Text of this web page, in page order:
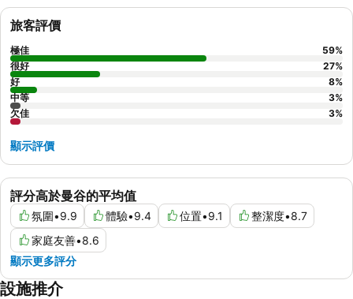
評分高於曼谷的平均值
氛圍•9.9 體驗•9.4 位置•9.1 整潔度•8.7
家庭友善•8.6
顯示更多評分
旅客評價
極佳 59%
很好
27%
好
8%
中等
3%
欠佳
3%
顯示評價
設施推介